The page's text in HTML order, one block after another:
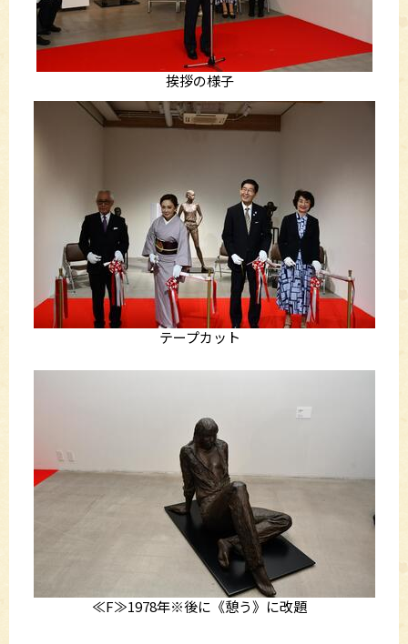
挨拶の様子
テープカット
≪F≫1978年※後に《憩う》に改題